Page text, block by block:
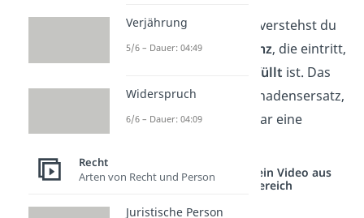
Unter einerRechtsfolge
verstehst du
dierechtliche Konsequenz, die eintritt,
Tatbestand erfüllt ist. Das
kann zum Beispiel ein Schadensersatz,
eine Geldstrafe oder sogar eine
Studyflix vernetzt: Hier ein Video aus
einem anderen Bereich
Verjährung
5/6 – Dauer: 04:49
Widerspruch
6/6 – Dauer: 04:09
Recht
Arten von Recht und Person
Juristische Person